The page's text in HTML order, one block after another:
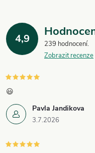
4,9
239 hodnocení
Zobrazit recenze
Pavla Jandikova
3.7.2026
😃